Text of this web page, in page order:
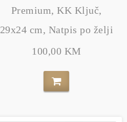
Premium, KK Ključ,
29x24 cm, Natpis po želji
100,00 KM